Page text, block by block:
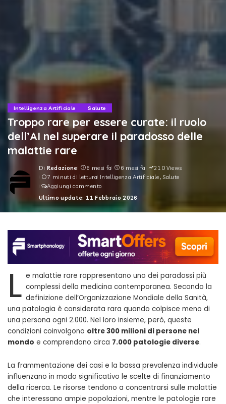
Intelligenza Artificiale Salute
Troppo rare per essere curate: il ruolo
dell’AI nel superare il paradosso delle
malattie rare
Posted
by
Di Redazione 6 mesi fa 6 mesi fa
210 Views
7 minuti di lettura Intelligenza Artificiale Salute
Aggiungi commento
Ultimo update: 11 Febbraio 2026
L e malattie rare rappresentano uno dei paradossi più
complessi della medicina contemporanea. Secondo la
definizione dell’Organizzazione Mondiale della Sanità,
una patologia è considerata rara quando colpisce meno di
una persona ogni 2.000. Nel loro insieme, però, queste
condizioni coinvolgono oltre 300 milioni di persone nel
mondo e comprendono circa 7.000 patologie diverse.
La frammentazione dei casi e la bassa prevalenza individuale
influenzano in modo significativo le scelte di finanziamento
della ricerca. Le risorse tendono a concentrarsi sulle malattie
che interessano ampie popolazioni, mentre le patologie rare